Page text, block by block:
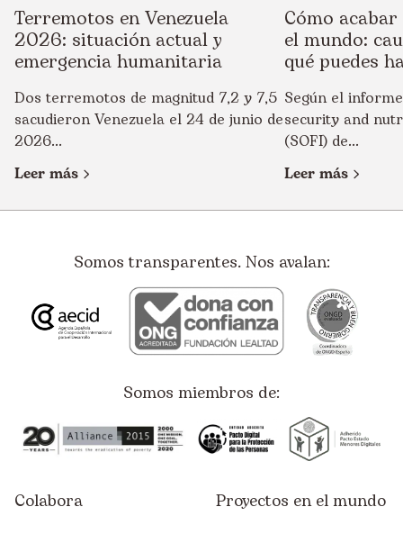
Terremotos en Venezuela
2026: situación actual y
emergencia humanitaria
Dos terremotos de magnitud 7,2 y 7,5
sacudieron Venezuela el 24 de junio de
2026...
Leer más
Cómo
el mundo:
qué puedes
Según el
security and
(SOFI) de...
Leer más
Somos transparentes. Nos avalan:
Somos miembros de:
Colabora Proyectos en el mundo